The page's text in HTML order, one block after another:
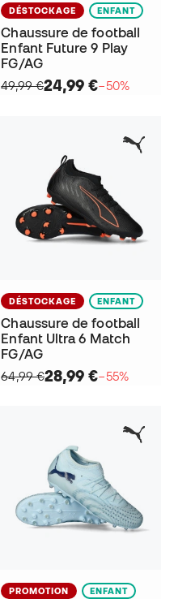
DÉSTOCKAGE ENFANT
Chaussure de football
Enfant Future 9 Play
FG/AG
49,99 €24,99 €−50%
DÉSTOCKAGE ENFANT
Chaussure de football
Enfant Ultra 6 Match
FG/AG
64,99 €28,99 €−55%
PROMOTION ENFANT